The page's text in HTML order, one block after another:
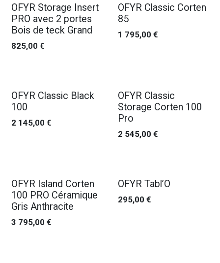
OFYR Storage Insert
PRO avec 2 portes
Bois de teck Grand
825,00 €
OFYR Classic Corten
85
1 795,00 €
OFYR Classic Black
100
2 145,00 €
OFYR Classic
Storage Corten 100
Pro
2 545,00 €
OFYR Island Corten
100 PRO Céramique
Gris Anthracite
3 795,00 €
OFYR Tabl’O
295,00 €